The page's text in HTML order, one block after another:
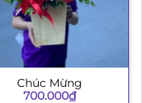
Chúc Mừng
700.000₫